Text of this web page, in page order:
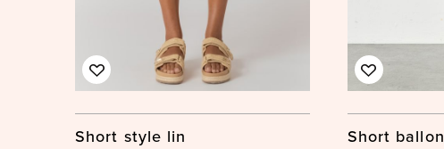
Short style lin Short ballon